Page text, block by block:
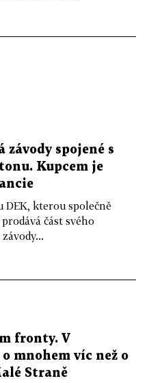
závody spojené s
Kupcem je
DEK, kterou společně
část svého
fronty. V
mnohem víc než o
Straně